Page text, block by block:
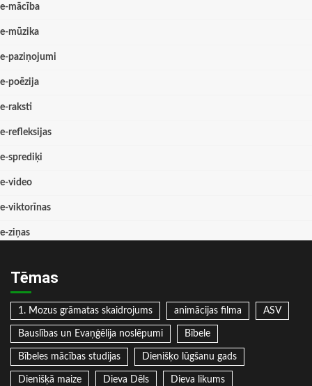
e-mācība
e-mūzika
e-paziņojumi
e-poēzija
e-raksti
e-refleksijas
e-sprediķi
e-video
e-viktorīnas
e-ziņas
Tēmas
1. Mozus grāmatas skaidrojums animācijas filma ASV
Bauslības un Evaņģēlija noslēpumi Bībele
Bībeles mācības studijas Dienišķo lūgšanu gads
Dienišķā maize Dieva Dēls Dieva likums